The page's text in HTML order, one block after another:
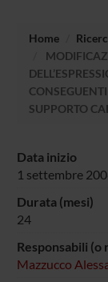
Home
SUPPORTO
Data inizio
1 settembre
Durata (mesi)
24
Responsabili
Mazzucco